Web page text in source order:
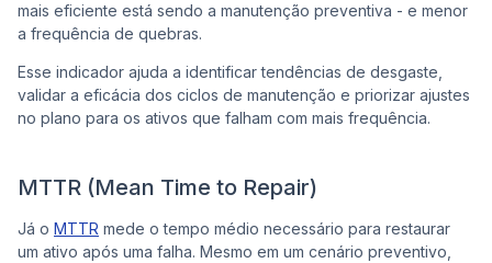
mais eficiente está sendo a manutenção preventiva - e menor
a frequência de quebras.
Esse indicador ajuda a identificar tendências de desgaste,
validar a eficácia dos ciclos de manutenção e priorizar ajustes
no plano para os ativos que falham com mais frequência.
MTTR (Mean Time to Repair)
Já o MTTR mede o tempo médio necessário para restaurar
um ativo após uma falha. Mesmo em um cenário preventivo,